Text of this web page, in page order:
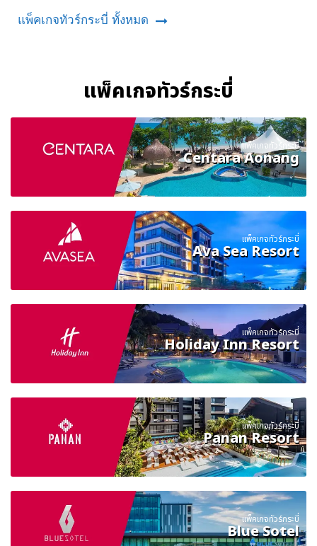
แพ็คเกจทัวร์กระบี่ ทั้งหมด
แพ็คเกจทัวร์กระบี่
แพ็คเกจทัวร์กระบี่
Centara Aonang
แพ็คเกจทัวร์กระบี่
Ava Sea Resort
แพ็คเกจทัวร์กระบี่
Holiday Inn Resort
แพ็คเกจทัวร์กระบี่
Panan Resort
แพ็คเกจทัวร์กระบี่
Blue Sotel